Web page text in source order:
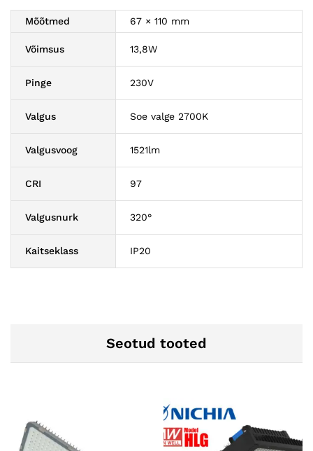
Mõõtmed 67 × 110 mm
Võimsus 13,8W
Pinge 230V
Valgus Soe valge 2700K
Valgusvoog 1521lm
CRI 97
Valgusnurk 320°
Kaitseklass IP20
Seotud tooted